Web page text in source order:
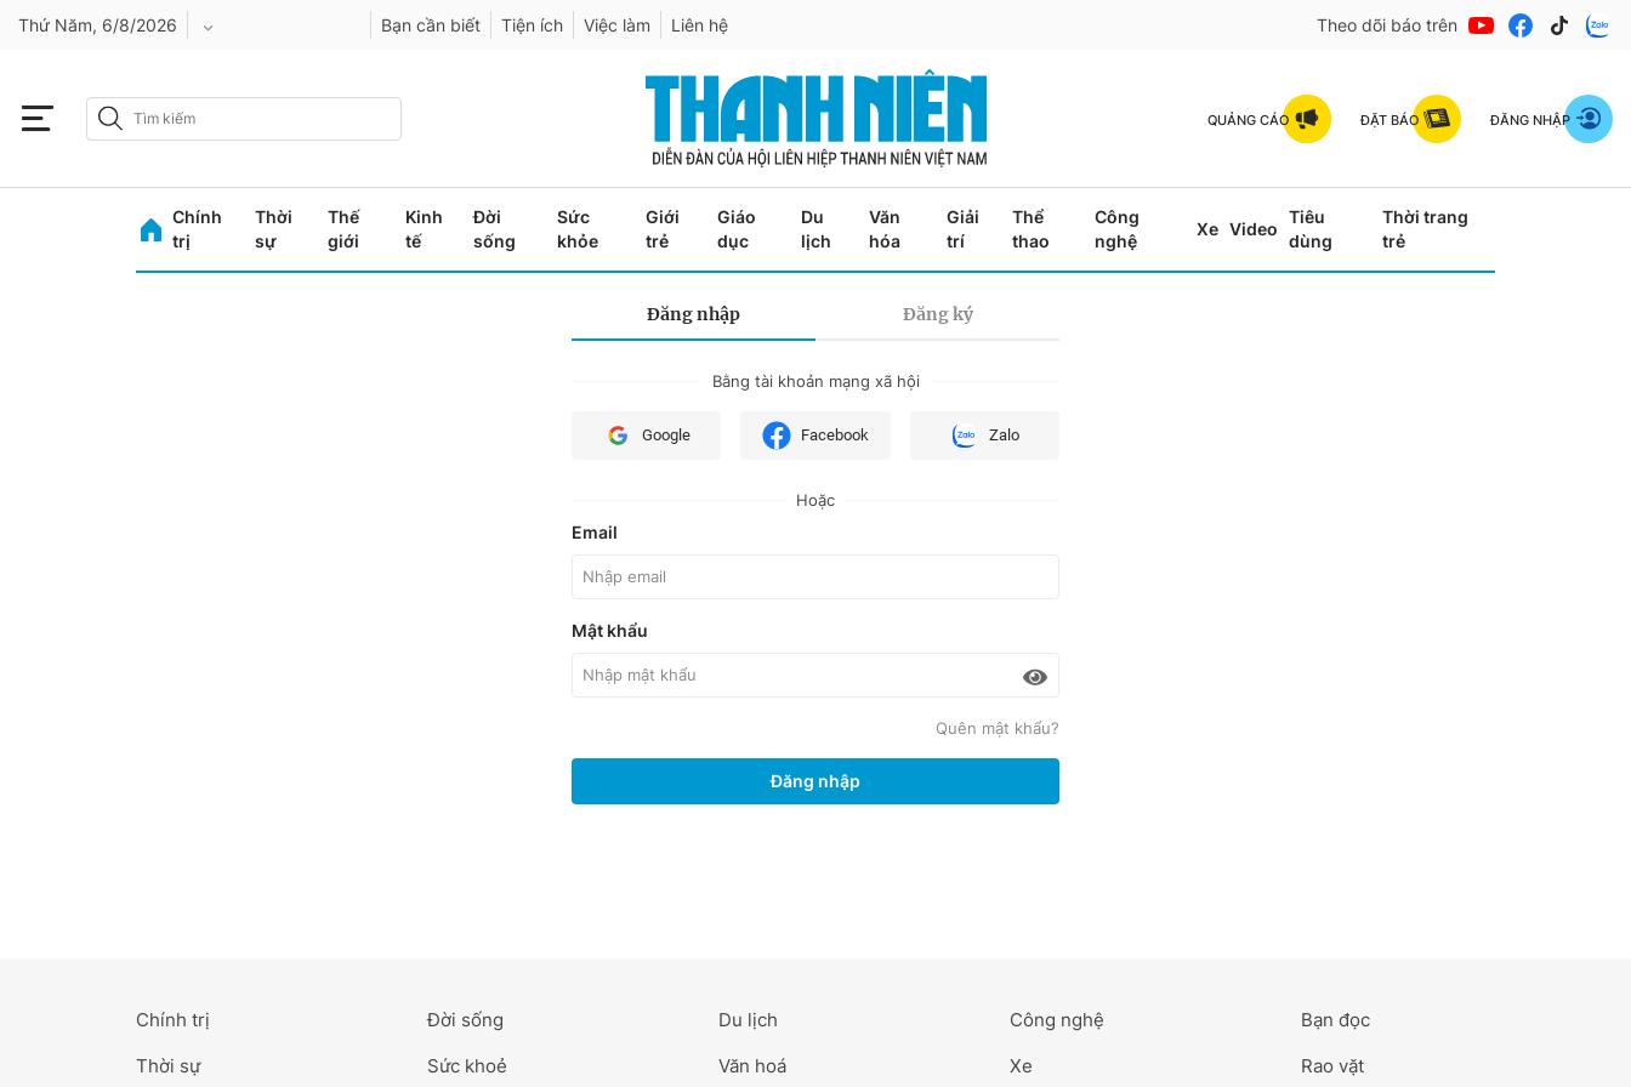
Thứ Năm, 6/8/2026
Bình Phước
Bạn cần biết Tiện ích Việc làm Liên hệ Theo dõi báo trên
QUẢNG CÁO ĐẶT BÁO ĐĂNG NHẬP
Chính
trị
Thời
sự
Thế
giới
Kinh
tế
Đời
sống
Sức
khỏe
Giới
trẻ
Giáo
dục
Du
lịch
Văn
hóa
Giải
trí
Thể
thao
Công
nghệ
Xe Video
Tiêu
dùng
Thời trang
trẻ
Đăng nhập Đăng ký
Bằng tài khoản mạng xã hội
Google Facebook Zalo
Hoặc
Email
Mật khẩu
Quên mật khẩu?
Đăng nhập
Chính trị
Thời sự
Đời sống
Sức khoẻ
Du lịch
Văn hoá
Công nghệ
Xe
Bạn đọc
Rao vặt